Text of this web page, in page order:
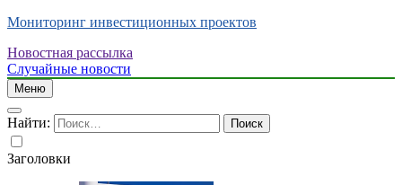
Мониторинг инвестиционных проектов
Новостная рассылка
Случайные новости
Меню
Найти:
Заголовки